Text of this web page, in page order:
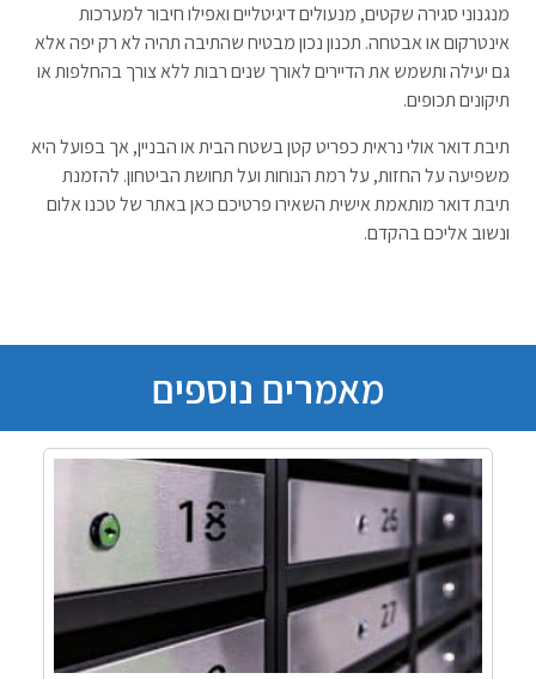
מנגנוני סגירה שקטים, מנעולים דיגיטליים ואפילו חיבור למערכות
אינטרקום או אבטחה. תכנון נכון מבטיח שהתיבה תהיה לא רק יפה אלא
גם יעילה ותשמש את הדיירים לאורך שנים רבות ללא צורך בהחלפות או
תיקונים תכופים.
תיבת דואר אולי נראית כפריט קטן בשטח הבית או הבניין, אך בפועל היא
משפיעה על החזות, על רמת הנוחות ועל תחושת הביטחון. להזמנת
תיבת דואר מותאמת אישית השאירו פרטיכם כאן באתר של טכנו אלום
ונשוב אליכם בהקדם.
מאמרים נוספים